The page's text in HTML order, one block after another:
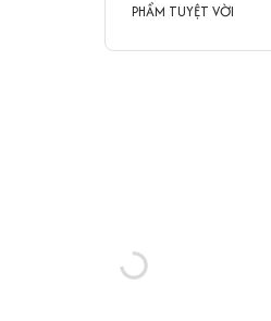
PHẨM TUYỆT VỜI